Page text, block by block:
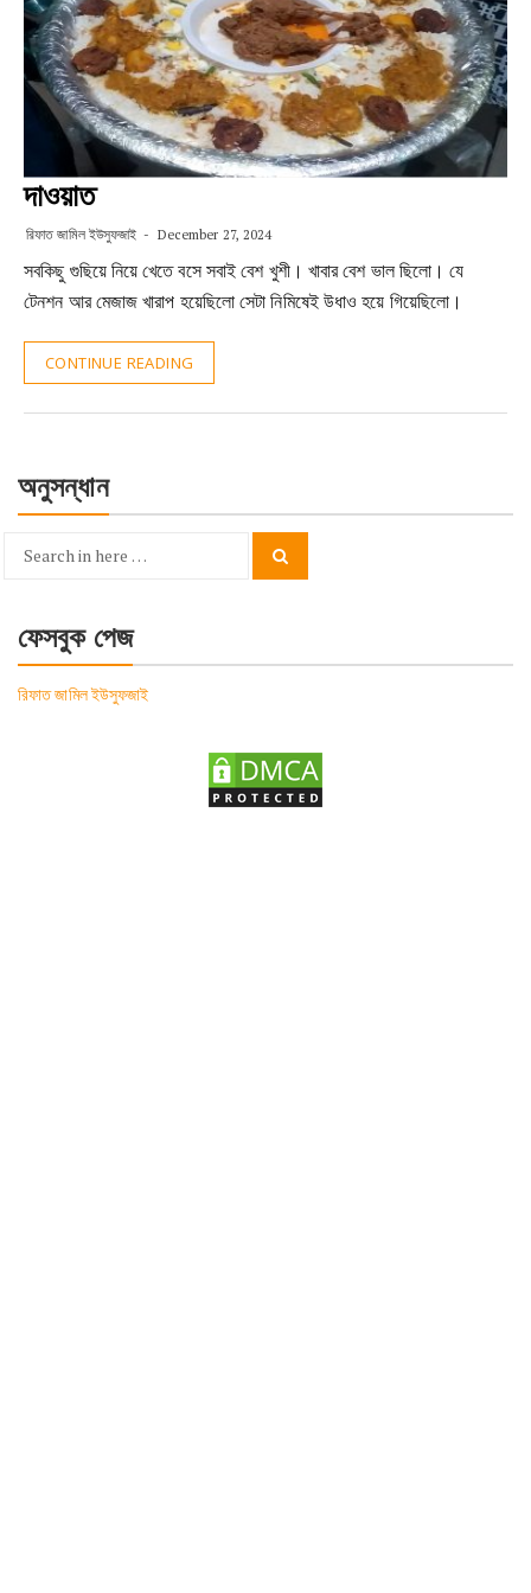
দাওয়াত
রিফাত জামিল ইউসুফজাই December 27, 2024
সবকিছু গুছিয়ে নিয়ে খেতে বসে সবাই বেশ খুশী। খাবার বেশ ভাল ছিলো। যে
টেনশন আর মেজাজ খারাপ হয়েছিলো সেটা নিমিষেই উধাও হয়ে গিয়েছিলো।
CONTINUE READING
অনুসন্ধান
Search
ফেসবুক পেজ
রিফাত জামিল ইউসুফজাই